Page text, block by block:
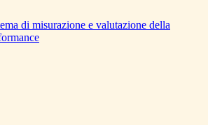
di misurazione e valutazione della